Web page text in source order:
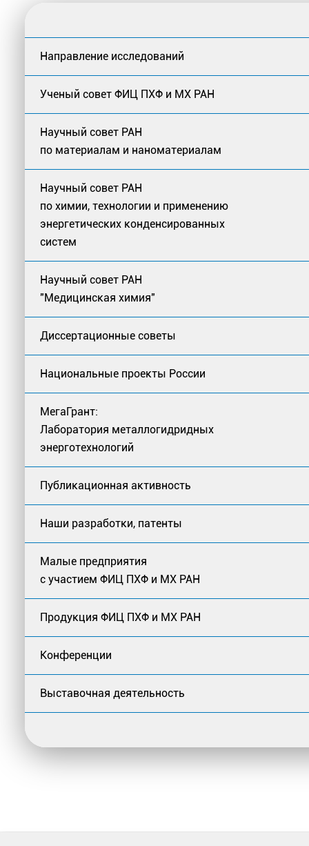
Направление исследований
Ученый совет ФИЦ ПХФ и МХ РАН
Научный совет РАН
по материалам и наноматериалам
Научный совет РАН
по химии, технологии и применению
энергетических конденсированных
систем
Научный совет РАН
"Медицинская химия"
Диссертационные советы
Национальные проекты России
МегаГрант:
Лаборатория металлогидридных
энерготехнологий
Публикационная активность
Наши разработки, патенты
Малые предприятия
с участием ФИЦ ПХФ и МХ РАН
Продукция ФИЦ ПХФ и МХ РАН
Конференции
Выставочная деятельность